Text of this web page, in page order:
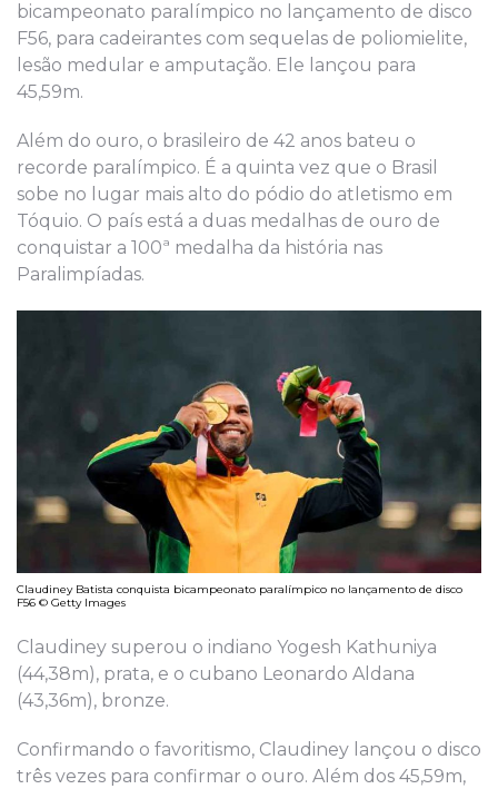
bicampeonato paralímpico no lançamento de disco
F56, para cadeirantes com sequelas de poliomielite,
lesão medular e amputação. Ele lançou para
45,59m.
Além do ouro, o brasileiro de 42 anos bateu o
recorde paralímpico. É a quinta vez que o Brasil
sobe no lugar mais alto do pódio do atletismo em
Tóquio. O país está a duas medalhas de ouro de
conquistar a 100ª medalha da história nas
Paralimpíadas.
Claudiney Batista conquista bicampeonato paralímpico no lançamento de disco
F56 © Getty Images
Claudiney superou o indiano Yogesh Kathuniya
(44,38m), prata, e o cubano Leonardo Aldana
(43,36m), bronze.
Confirmando o favoritismo, Claudiney lançou o disco
três vezes para confirmar o ouro. Além dos 45,59m,